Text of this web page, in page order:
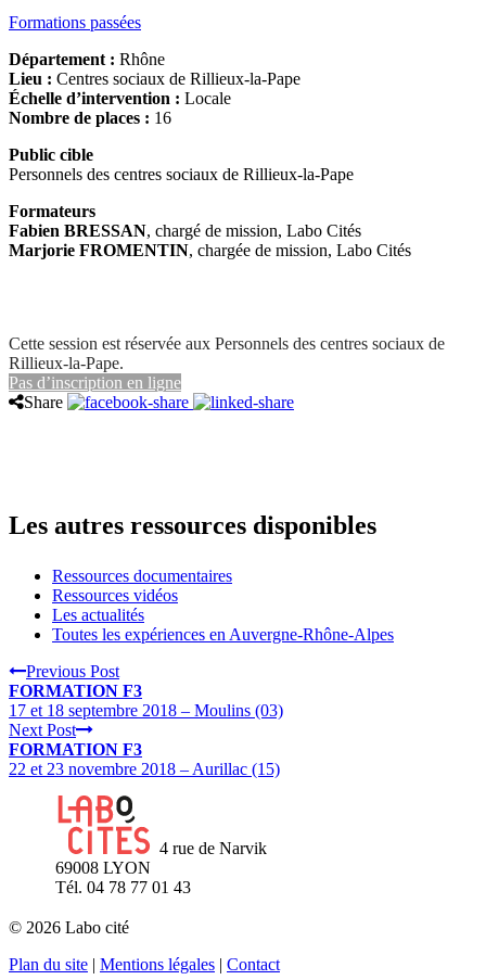
Formations passées
Département : Rhône
Lieu : Centres sociaux de Rillieux-la-Pape
Échelle d’intervention : Locale
Nombre de places : 16
Public cible
Personnels des centres sociaux de Rillieux-la-Pape
Formateurs
Fabien BRESSAN, chargé de mission, Labo Cités
Marjorie FROMENTIN, chargée de mission, Labo Cités
Cette session est réservée aux Personnels des centres sociaux de
Rillieux-la-Pape.
Pas d’inscription en ligne
Share
Les autres ressources disponibles
Ressources documentaires
Ressources vidéos
Les actualités
Toutes les expériences en Auvergne-Rhône-Alpes
Previous Post
FORMATION F3
17 et 18 septembre 2018 – Moulins (03)
Next Post
FORMATION F3
22 et 23 novembre 2018 – Aurillac (15)
4 rue de Narvik
69008 LYON
Tél. 04 78 77 01 43
© 2026 Labo cité
Plan du site | Mentions légales | Contact